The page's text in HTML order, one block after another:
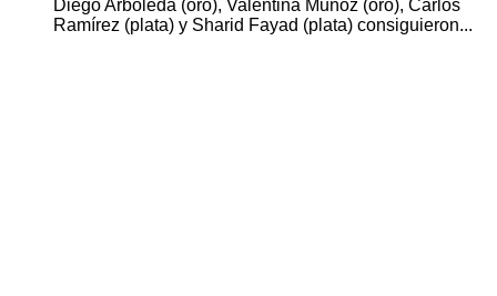
Diego Arboleda (oro), Valentina Muñoz (oro), Carlos
Ramírez (plata) y Sharid Fayad (plata) consiguieron...